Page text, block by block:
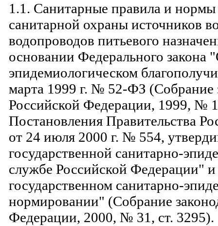
1.1. Санитарные правила и
санитарной охраны источников
водопроводов питьевого
основании Федерального закона
эпидемиологическом
марта 1999 г. № 52-ФЗ (Собрание
Российской Федерации, 1999, №
Постановления Правительства
от 24 июля 2000 г. № 554,
государственной санитарно-
службе Российской Федерации"
государственном санитарно-
нормировании" (Собрание
Федерации, 2000, № 31, ст. 3295).